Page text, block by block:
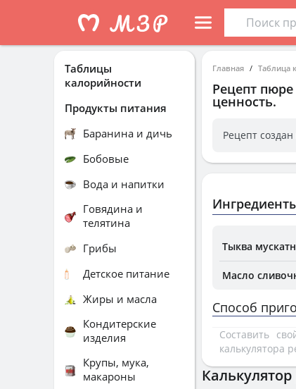
Главная Таблица
Рецепт
ценность.
Рецепт создан
Тыква
Масло
Способ
Составить
калькулятора
Таблицы
калорийности
Продукты питания
Баранина и дичь
Бобовые
Вода и напитки
Говядина и
телятина
Грибы
Детское питание
Жиры и масла
Кондитерские
изделия
Крупы, мука,
макароны